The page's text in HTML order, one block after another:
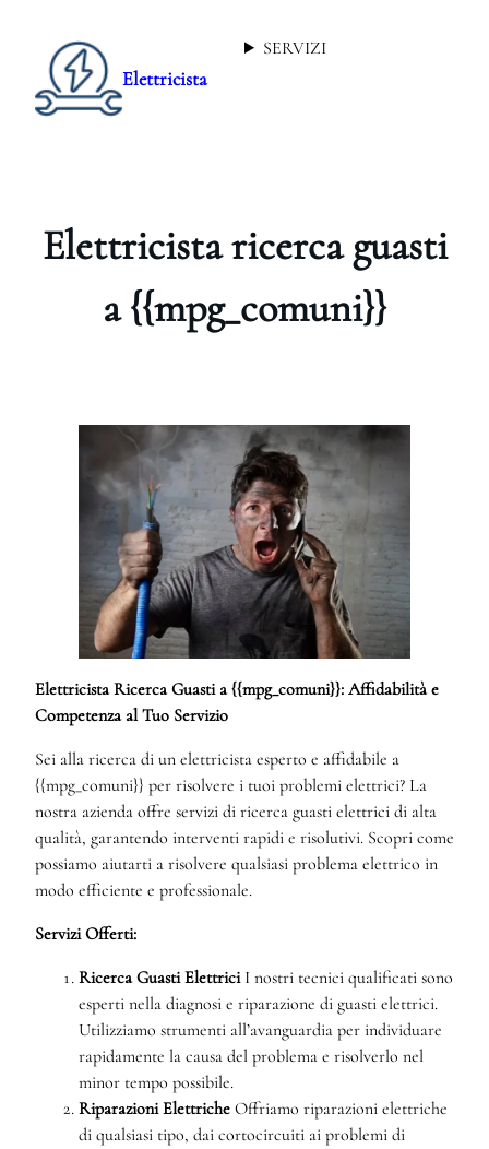
Elettricista
SERVIZI
Elettricista ricerca guasti
a {{mpg_comuni}}
Elettricista Ricerca Guasti a {{mpg_comuni}}: Affidabilità e
Competenza al Tuo Servizio
Sei alla ricerca di un elettricista esperto e affidabile a
{{mpg_comuni}} per risolvere i tuoi problemi elettrici? La
nostra azienda offre servizi di ricerca guasti elettrici di alta
qualità, garantendo interventi rapidi e risolutivi. Scopri come
possiamo aiutarti a risolvere qualsiasi problema elettrico in
modo efficiente e professionale.
Servizi Offerti:
Ricerca Guasti ElettriciI nostri tecnici qualificati sono
esperti nella diagnosi e riparazione di guasti elettrici.
Utilizziamo strumenti all’avanguardia per individuare
rapidamente la causa del problema e risolverlo nel
minor tempo possibile.
Riparazioni Elettriche Offriamo riparazioni elettriche
di qualsiasi tipo, dai cortocircuiti ai problemi di